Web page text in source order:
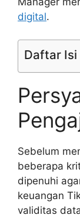
digital.
Daftar Isi
Sebelum
beberapa
dipenuhi
keuangan
validitas